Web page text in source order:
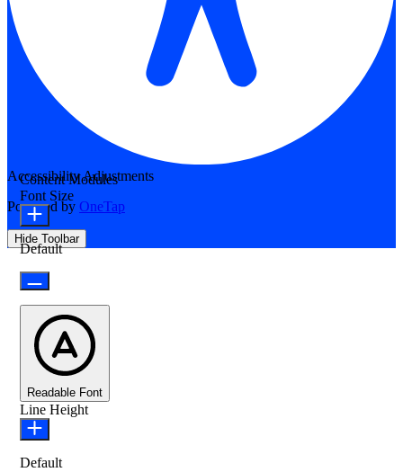
Accessibility Adjustments
Powered by OneTap
Hide Toolbar
Content Modules
Font Size
Default
Readable Font
Line Height
Default